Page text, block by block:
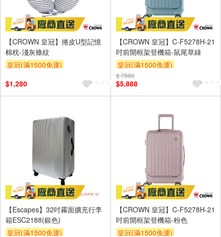
【CROWN 皇冠】捲皮U型記憶
棉枕-淺灰條紋
皇冠(滿1500免運)
$1,280
【CROWN 皇冠】C-F5278H-21
吋前開框架登機箱-鼠尾草綠
皇冠(滿1500免運)
$ 7980
$5,888
【Escapes】32吋霧面擴充行李
箱ESC2188(銀色)
皇冠(滿1500免運)
【CROWN 皇冠】C-F5278H-21
吋前開框架登機箱-粉色
皇冠(滿1500免運)